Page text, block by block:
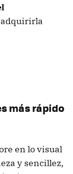
adquirirla
más rápido
en lo visual
y sencillez,